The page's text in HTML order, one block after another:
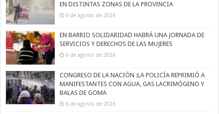
EN DISTINTAS ZONAS DE LA PROVINCIA
6 de agosto de 2026
EN BARRIO SOLIDARIDAD HABRÁ UNA JORNADA DE
SERVICIOS Y DERECHOS DE LAS MUJERES
6 de agosto de 2026
CONGRESO DE LA NACIÓN :LA POLICÍA REPRIMIÓ A
MANIFESTANTES CON AGUA, GAS LACRIMÓGENO Y
BALAS DE GOMA
6 de agosto de 2026